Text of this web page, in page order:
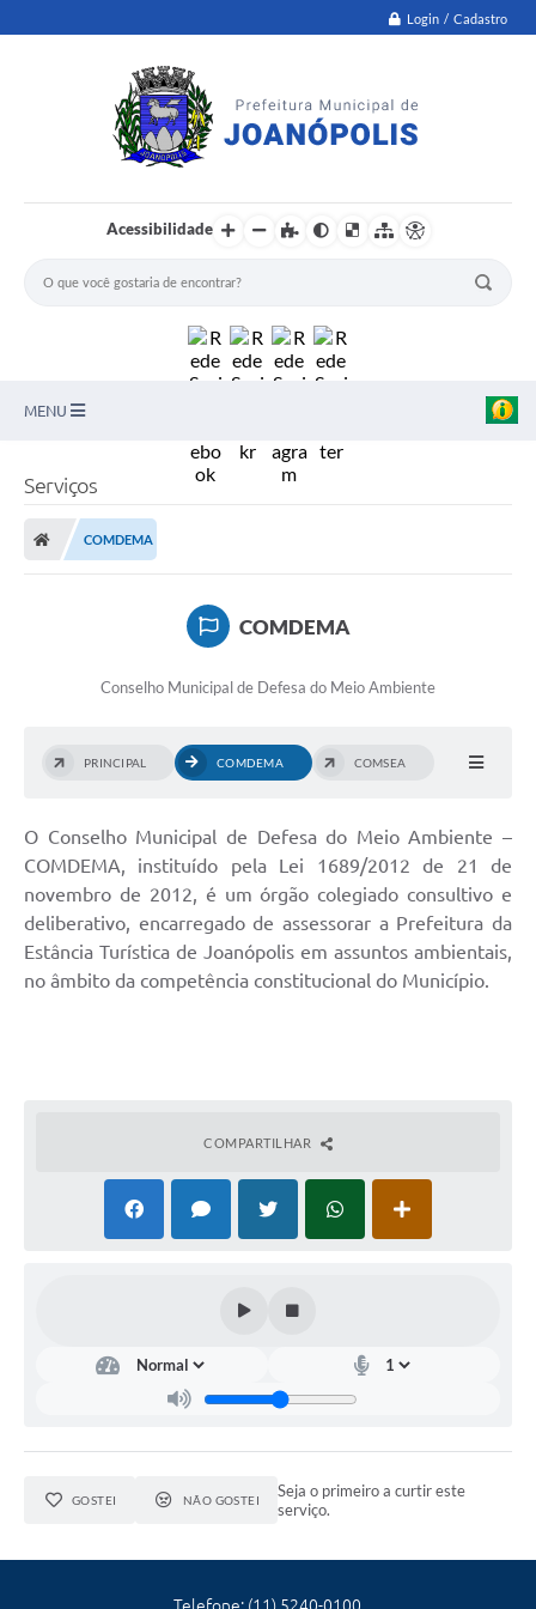
Login / Cadastro
Acessibilidade
MENU
Legislação
Conselhos
Contratos
Audiências Públicas
Arquivos para Download
Carta de Serviços
Serviços
COMDEMA
COMDEMA
Conselho Municipal de Defesa do Meio Ambiente
PRINCIPAL COMDEMA COMSEA
O Conselho Municipal de Defesa do Meio Ambiente –
COMDEMA, instituído pela Lei 1689/2012 de 21 de
novembro de 2012, é um órgão colegiado consultivo e
deliberativo, encarregado de assessorar a Prefeitura da
Estância Turística de Joanópolis em assuntos ambientais,
no âmbito da competência constitucional do Município.
COMPARTILHAR
GOSTEI NÃO GOSTEI
Seja o primeiro a curtir este
serviço.